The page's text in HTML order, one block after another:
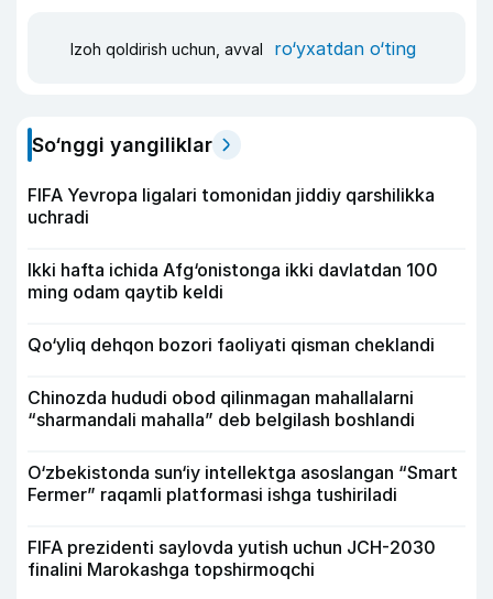
Izoh qoldirish uchun, avval ro‘yxatdan o‘ting
So‘nggi yangiliklar
FIFA Yevropa ligalari tomonidan jiddiy qarshilikka
uchradi
Ikki hafta ichida Afg‘onistonga ikki davlatdan 100
ming odam qaytib keldi
Qo‘yliq dehqon bozori faoliyati qisman cheklandi
Chinozda hududi obod qilinmagan mahallalarni
“sharmandali mahalla” deb belgilash boshlandi
O‘zbekistonda sun‘iy intellektga asoslangan “Smart
Fermer” raqamli platformasi ishga tushiriladi
FIFA prezidenti saylovda yutish uchun JCH-2030
finalini Marokashga topshirmoqchi